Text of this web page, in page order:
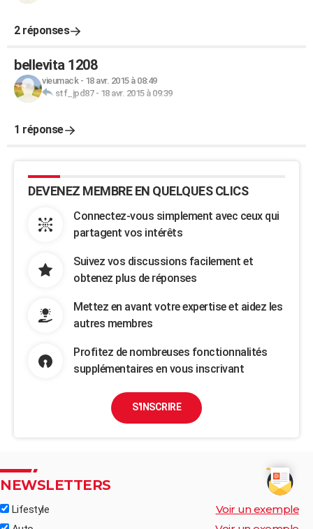
2 réponses
bellevita 1208
vieumack- 18 avr. 2015 à 08:49
stf_jpd87- 18 avr. 2015 à 09:39
1 réponse
DEVENEZ MEMBRE EN QUELQUES CLICS
Connectez-vous simplement avec ceux qui
partagent vos intérêts
Suivez vos discussions facilement et
obtenez plus de réponses
Mettez en avant votre expertise et aidez les
autres membres
Profitez de nombreuses fonctionnalités
supplémentaires en vous inscrivant
S'INSCRIRE
NEWSLETTERS
Lifestyle Voir un exemple